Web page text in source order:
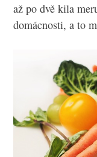
až po dvě kila
domácnosti, a to